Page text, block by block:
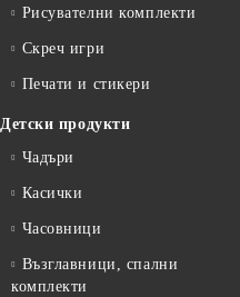
Рисувателни комплекти
Скреч игри
Печати и стикери
Детски продукти
Чадъри
Касички
Часовници
Възглавници, спални
комплекти